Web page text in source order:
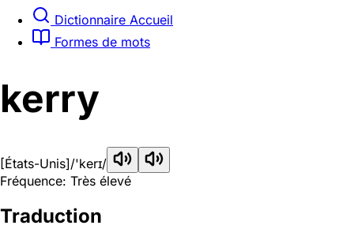
Dictionnaire Accueil
Formes de mots
kerry
[États-Unis]/'kerɪ/
Fréquence: Très élevé
Traduction